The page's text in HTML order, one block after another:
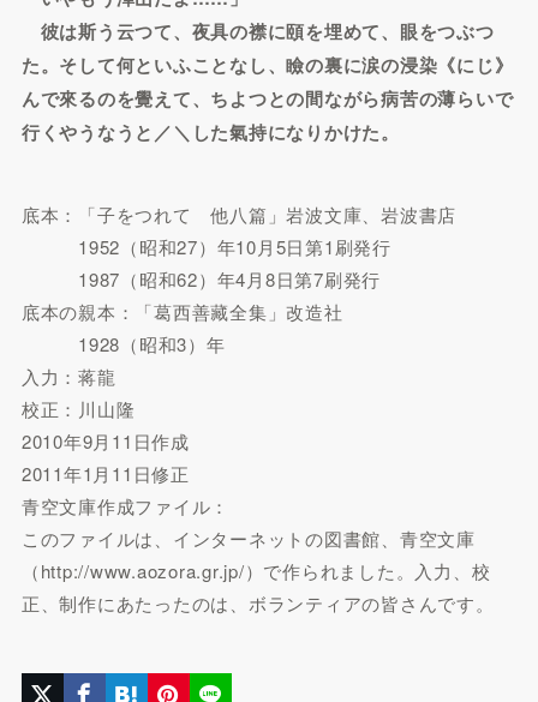
彼は斯う云つて、夜具の襟に頤を埋めて、眼をつぶつ
た。そして何といふことなし、瞼の裏に涙の浸染《にじ》
んで來るのを覺えて、ちよつとの間ながら病苦の薄らいで
行くやうなうと／＼した氣持になりかけた。
底本：「子をつれて 他八篇」岩波文庫、岩波書店
1952（昭和27）年10月5日第1刷発行
1987（昭和62）年4月8日第7刷発行
底本の親本：「葛西善藏全集」改造社
1928（昭和3）年
入力：蒋龍
校正：川山隆
2010年9月11日作成
2011年1月11日修正
青空文庫作成ファイル：
このファイルは、インターネットの図書館、青空文庫
（http://www.aozora.gr.jp/）で作られました。入力、校
正、制作にあたったのは、ボランティアの皆さんです。